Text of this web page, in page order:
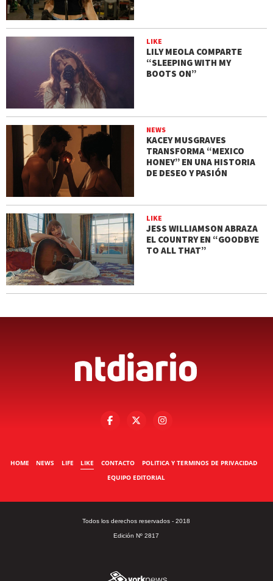
LIKE
LILY MEOLA COMPARTE
“SLEEPING WITH MY
BOOTS ON”
NEWS
KACEY MUSGRAVES
TRANSFORMA “MEXICO
HONEY” EN UNA HISTORIA
DE DESEO Y PASIÓN
LIKE
JESS WILLIAMSON ABRAZA
EL COUNTRY EN “GOODBYE
TO ALL THAT”
HOME NEWS LIFE LIKE CONTACTO
POLITICA Y TERMINOS DE PRIVACIDAD
EQUIPO EDITORIAL
Todos los derechos reservados - 2018
Edición Nº 2817